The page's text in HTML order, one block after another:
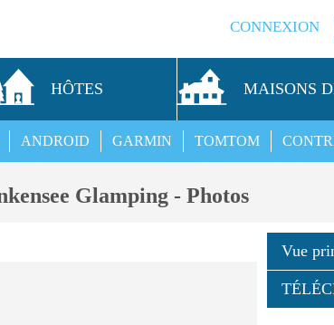
CONNEXION
HÔTES MAISONS
TOMTOM
GARMIN
ANDROID
Glamping - Photos
Vue